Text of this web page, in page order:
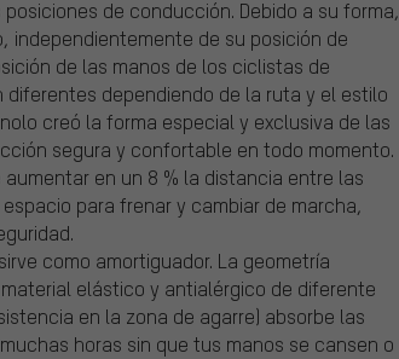
de conducción. Debido a su forma,
independientemente de su posición de
de las manos de los ciclistas de
dependiendo de la ruta y el estilo
creó la forma especial y exclusiva de las
segura y confortable en todo momento.
en un 8 % la distancia entre las
para frenar y cambiar de marcha,
como amortiguador. La geometría
elástico y antialérgico de diferente
en la zona de agarre) absorbe las
horas sin que tus manos se cansen o